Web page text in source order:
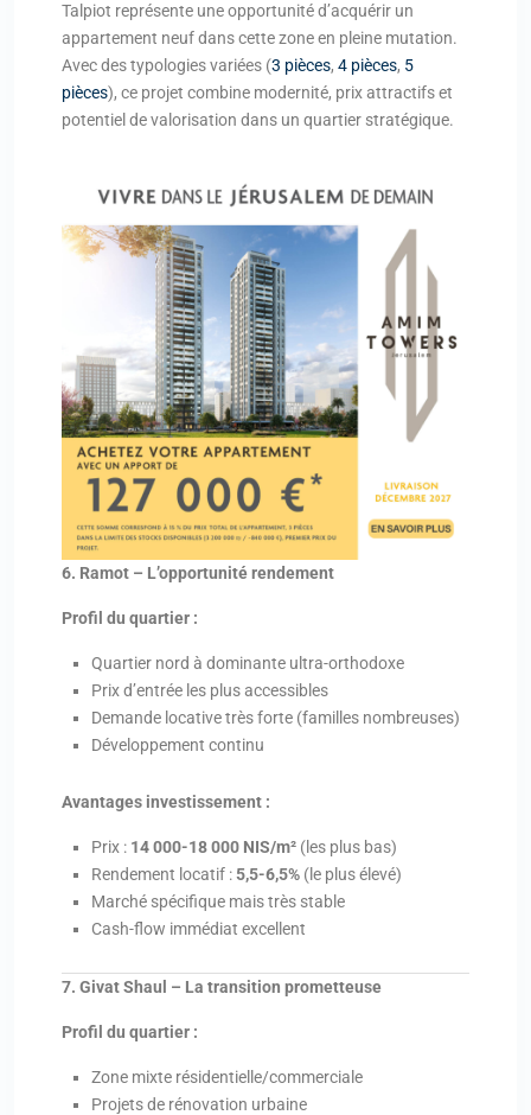
Talpiot représente une opportunité d’acquérir un
appartement neuf dans cette zone en pleine mutation.
Avec des typologies variées (3 pièces, 4 pièces, 5
pièces), ce projet combine modernité, prix attractifs et
potentiel de valorisation dans un quartier stratégique.
6. Ramot – L’opportunité rendement
Profil du quartier :
Quartier nord à dominante ultra-orthodoxe
Prix d’entrée les plus accessibles
Demande locative très forte (familles nombreuses)
Développement continu
Avantages investissement :
Prix : 14 000-18 000 NIS/m² (les plus bas)
Rendement locatif :5,5-6,5% (le plus élevé)
Marché spécifique mais très stable
Cash-flow immédiat excellent
7. Givat Shaul – La transition prometteuse
Profil du quartier :
Zone mixte résidentielle/commerciale
Projets de rénovation urbaine